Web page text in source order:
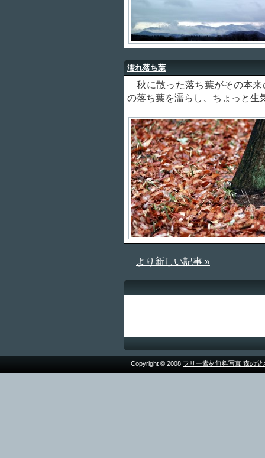
濡れ落ち葉
秋に散った落ち葉がその本来
の落ち葉を濡らし、ちょっと生
より新しい記事 »
Copyright © 2008 フリー素材無料写真 森の父